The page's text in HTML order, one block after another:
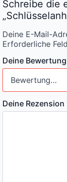
Schreibe die
Deine E-Mail-
Erforderliche
Deine Bewertung
Deine Rezension